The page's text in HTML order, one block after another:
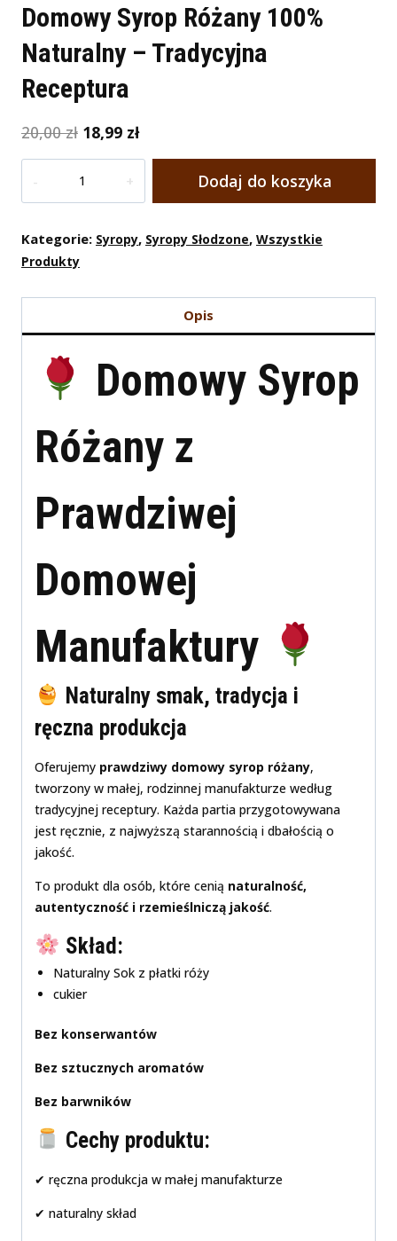
Domowy Syrop Różany 100%
Naturalny – Tradycyjna
Receptura
20,00zł Pierwotna
wynosiła:
18,99 złAktualna
Różany
100%
–
Receptura
Dodaj do koszyka
Kategorie: Syropy, Syropy Słodzone, Wszystkie
Produkty
Opis
Domowy Syrop
Różany z
Prawdziwej
Domowej
Manufaktury
Naturalny smak, tradycja i
ręczna produkcja
Oferujemy prawdziwy domowy syrop różany,
tworzony w małej, rodzinnej manufakturze według
tradycyjnej receptury. Każda partia przygotowywana
jest ręcznie, z najwyższą starannością i dbałością o
jakość.
To produkt dla osób, które cenią naturalność,
autentyczność i rzemieślniczą jakość.
Skład:
Naturalny Sok z płatki róży
cukier
Bez konserwantów
Bez sztucznych aromatów
Bez barwników
Cechy produktu:
✔ ręczna produkcja w małej manufakturze
✔ naturalny skład